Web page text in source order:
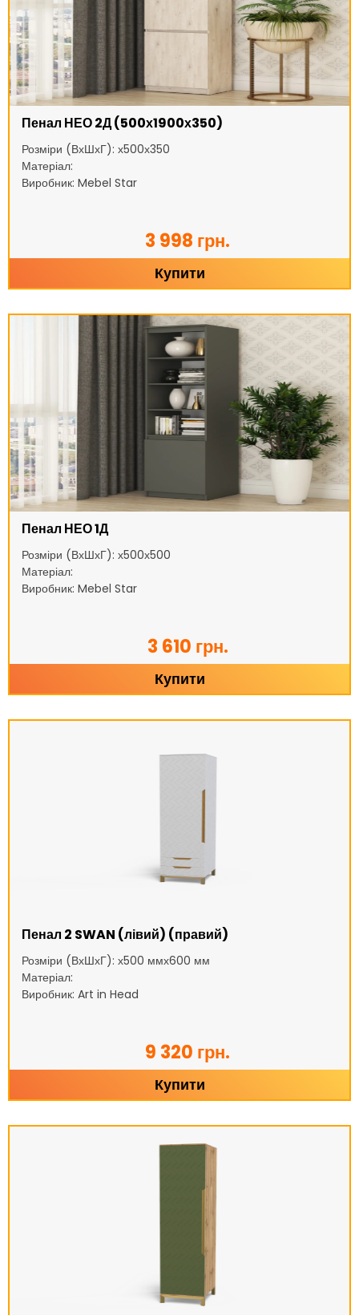
Пенал НЕО 2Д (500х1900х350)
Розміри (ВхШхГ): х500х350
Матеріал:
Виробник: Mebel Star
3 998 грн.
Купити
Пенал НЕО 1Д
Розміри (ВхШхГ): х500х500
Матеріал:
Виробник: Mebel Star
3 610 грн.
Купити
Пенал 2 SWAN (лівий) (правий)
Розміри (ВхШхГ): х500 ммх600 мм
Матеріал:
Виробник: Art in Head
9 320 грн.
Купити